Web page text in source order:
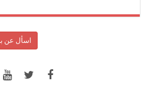
اسأل عن